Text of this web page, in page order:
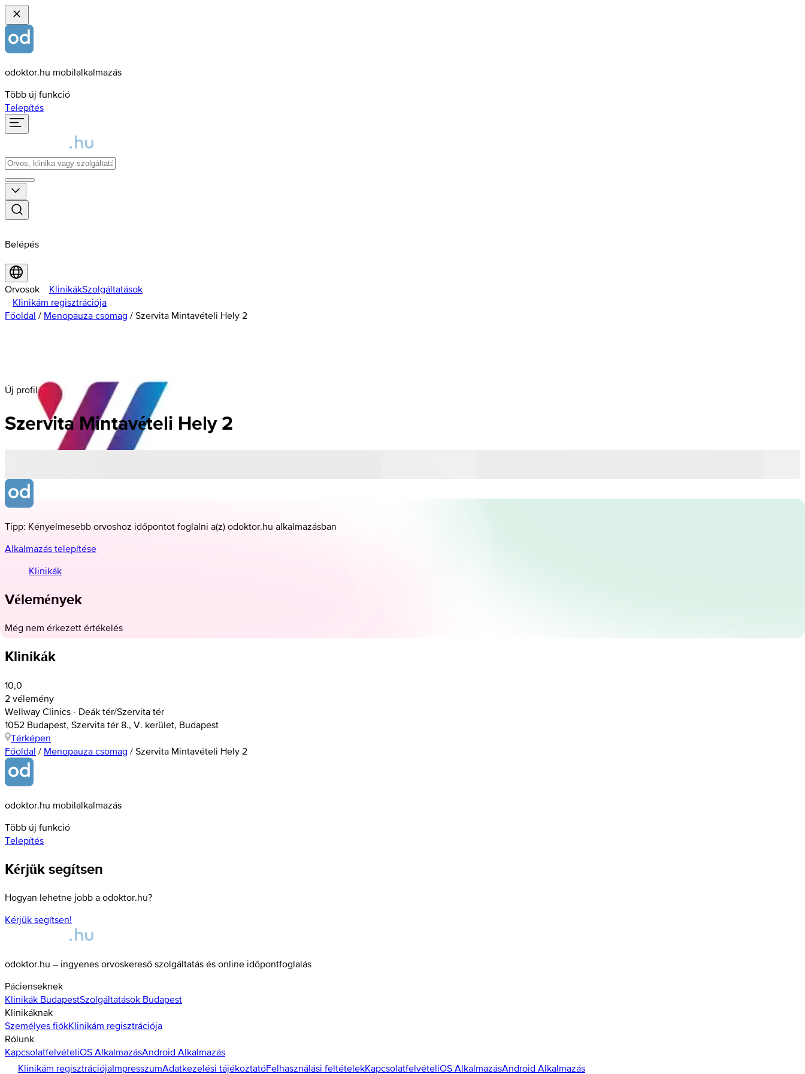
odoktor.hu mobilalkalmazás
Több új funkció
Telepítés
Belépés
Orvosok KlinikákSzolgáltatások
Klinikám regisztrációja
Főoldal / Menopauza csomag / Szervita Mintavételi Hely 2
Új profil
Szervita Mintavételi Hely 2
Tipp: Kényelmesebb orvoshoz időpontot foglalni a(z) odoktor.hu alkalmazásban
Alkalmazás telepítése
Klinikák
Vélemények
Még nem érkezett értékelés
Klinikák
10,0
2 vélemény
Wellway Clinics - Deák tér/Szervita tér
1052 Budapest, Szervita tér 8., V. kerület, Budapest
Térképen
Főoldal / Menopauza csomag / Szervita Mintavételi Hely 2
odoktor.hu mobilalkalmazás
Több új funkció
Telepítés
Kérjük segítsen
Hogyan lehetne jobb a odoktor.hu?
Kérjük segítsen!
odoktor.hu – ingyenes orvoskereső szolgáltatás és online időpontfoglalás
Pácienseknek
Klinikák BudapestSzolgáltatások Budapest
Klinikáknak
Személyes fiókKlinikám regisztrációja
Rólunk
KapcsolatfelvételiOS AlkalmazásAndroid Alkalmazás
Klinikám regisztrációjaImpresszumAdatkezelési tájékoztatóFelhasználási feltételekKapcsolatfelvételiOS AlkalmazásAndroid Alkalmazás